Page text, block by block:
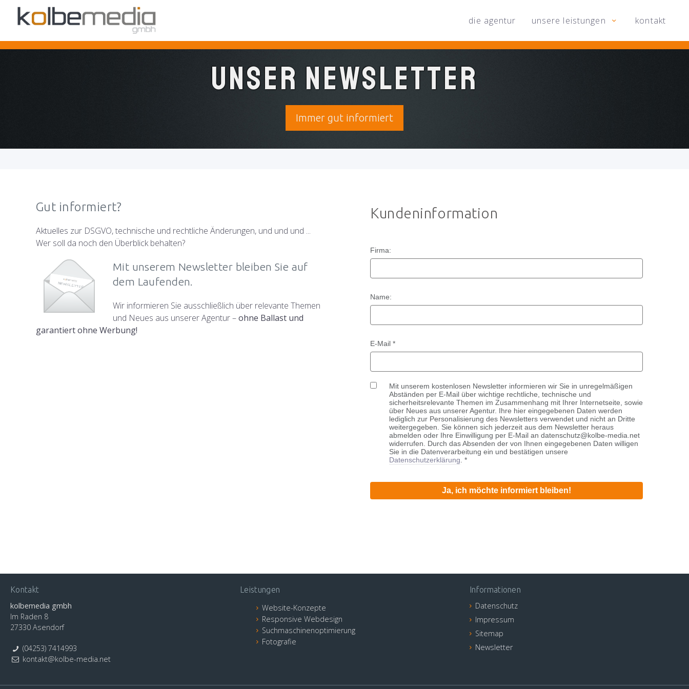
die agentur unsere leistungen kontakt
Unser Newsletter
Immer gut informiert
Gut informiert?
Aktuelles zur DSGVO, technische und rechtliche Änderungen, und und und ...
Wer soll da noch den Überblick behalten?
Mit unserem Newsletter bleiben Sie auf
dem Laufenden.
Wir informieren Sie ausschließlich über relevante Themen
und Neues aus unserer Agentur –ohne Ballast und
garantiert ohne Werbung!
Kundeninformation
Firma:
Name:
E-Mail *
Mit unserem kostenlosen Newsletter informieren wir Sie in unregelmäßigen
Abständen per E-Mail über wichtige rechtliche, technische und
sicherheitsrelevante Themen im Zusammenhang mit Ihrer Internetseite, sowie
über Neues aus unserer Agentur. Ihre hier eingegebenen Daten werden
lediglich zur Personalisierung des Newsletters verwendet und nicht an Dritte
weitergegeben. Sie können sich jederzeit aus dem Newsletter heraus
abmelden oder Ihre Einwilligung per E-Mail an datenschutz@kolbe-media net
widerrufen. Durch das Absenden der von Ihnen eingegebenen Daten willigen
Sie in die Datenverarbeitung ein und bestätigen unsere
Datenschutzerklärung . *
Ja, ich möchte informiert bleiben!
Kontakt
kolbemedia gmbh
Im Raden 8
27330 Asendorf
(04253) 7414993
kontakt@kolbe-media.net
Leistungen
Website-Konzepte
Responsive Webdesign
Suchmaschinenoptimierung
Fotografie
Informationen
Datenschutz
Impressum
Sitemap
Newsletter